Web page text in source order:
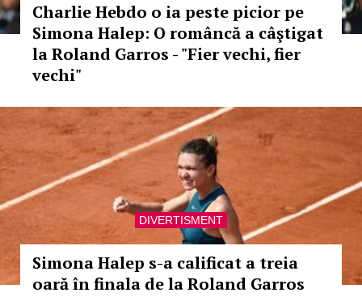
Charlie Hebdo o ia peste picior pe
Simona Halep: O româncă a câştigat
la Roland Garros - "Fier vechi, fier
vechi"
DIVERTISMENT
Simona Halep s-a calificat a treia
oară în finala de la Roland Garros